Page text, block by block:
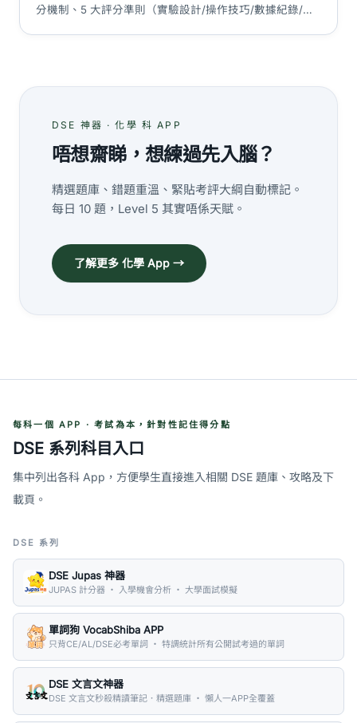
分機制、5 大評分準則（實驗設計/操作技巧/數據紀錄/誤
DSE 神器 · 化學 科 APP
唔想齋睇，想練過先入腦？
精選題庫、錯題重溫、緊貼考評大綱自動標記。
每日 10 題，Level 5 其實唔係天賦。
了解更多 化學 App →
每科一個 APP · 考試為本，針對性記住得分點
DSE 系列科目入口
集中列出各科 App，方便學生直接進入相關 DSE 題庫、攻略及下
載頁。
DSE 系列
DSE Jupas 神器
JUPAS 計分器 ・ 入學機會分析 ・ 大學面試模擬
單詞狗 VocabShiba APP
只背CE/AL/DSE必考單詞 ・ 特調統計所有公開試考過的單詞
DSE 文言文神器
DSE 文言文秒殺精讀筆記．精選題庫 ・ 懶人一APP全覆蓋